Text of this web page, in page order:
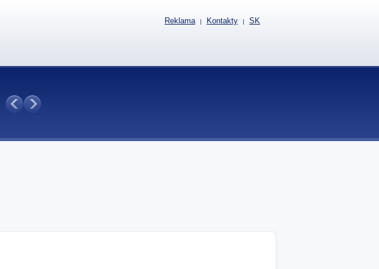
Reklama | Kontakty | SK